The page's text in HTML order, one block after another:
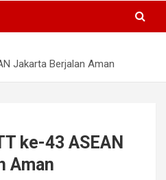
Jakarta Berjalan Aman
ke-43 ASEAN
Aman